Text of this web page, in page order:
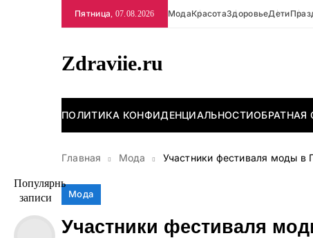
Пятница, 07.08.2026 МодаКрасотаЗдоровьеДети
Zdraviie.ru
ПОЛИТИКА КОНФИДЕНЦИАЛЬНОСТИОБРАТНАЯ
Главная Мода Участники фестиваля моды в
Популярные
записи
Мода
Участники фестиваля